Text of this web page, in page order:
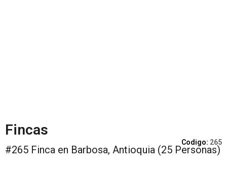
Fincas
Codigo: 265
#265 Finca en Barbosa, Antioquia (25 Personas)